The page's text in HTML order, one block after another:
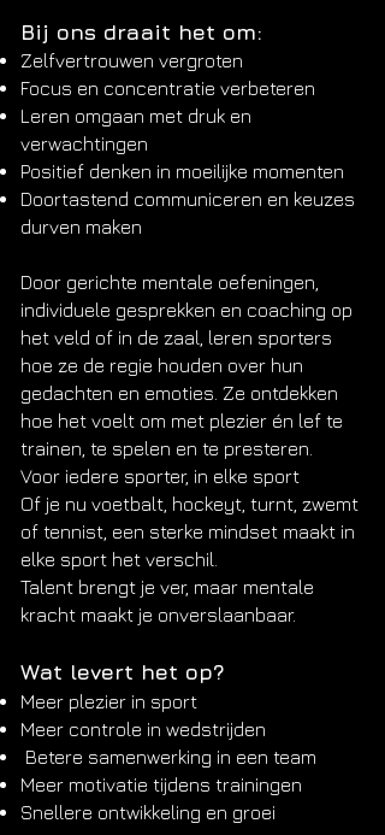
Bij ons draait het om:
Zelfvertrouwen vergroten
Focus en concentratie verbeteren
Leren omgaan met druk en
verwachtingen
Positief denken in moeilijke momenten
Doortastend communiceren en keuzes
durven maken
Door gerichte mentale oefeningen,
individuele gesprekken en coaching op
het veld of in de zaal, leren sporters
hoe ze de regie houden over hun
gedachten en emoties. Ze ontdekken
hoe het voelt om met plezier én lef te
trainen, te spelen en te presteren.
Voor iedere sporter, in elke sport
Of je nu voetbalt, hockeyt, turnt, zwemt
of tennist, een sterke mindset maakt in
elke sport het verschil.
Talent brengt je ver, maar mentale
kracht maakt je onverslaanbaar.
Wat levert het op?
Meer plezier in sport
Meer controle in wedstrijden
Betere samenwerking in een team
Meer motivatie tijdens trainingen
Snellere ontwikkeling en groei